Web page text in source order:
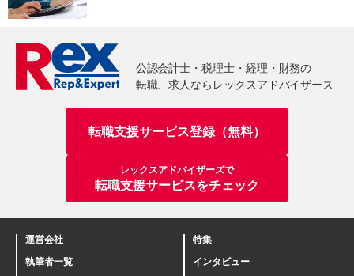
転職支援サービス登録（無料）
レックスアドバイザーズで
転職支援サービスをチェック
運営会社
執筆者一覧
特集
インタビュー